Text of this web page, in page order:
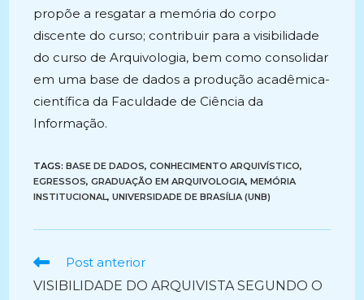
propõe a resgatar a memória do corpo
discente do curso; contribuir para a visibilidade
do curso de Arquivologia, bem como consolidar
em uma base de dados a produção acadêmica-
científica da Faculdade de Ciência da
Informação.
TAGS:BASE DE DADOS, CONHECIMENTO ARQUIVÍSTICO,
EGRESSOS, GRADUAÇÃO EM ARQUIVOLOGIA, MEMÓRIA
INSTITUCIONAL, UNIVERSIDADE DE BRASÍLIA (UNB)
Ler
artigos
Post anterior
VISIBILIDADE DO ARQUIVISTA SEGUNDO O